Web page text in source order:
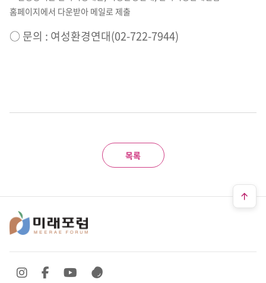
홈페이지에서 다운받아 메일로 제출
○ 문의 : 여성환경연대(02-722-7944)
목록
SNS 바로가기
SNS 바로가기SNS 바로가기